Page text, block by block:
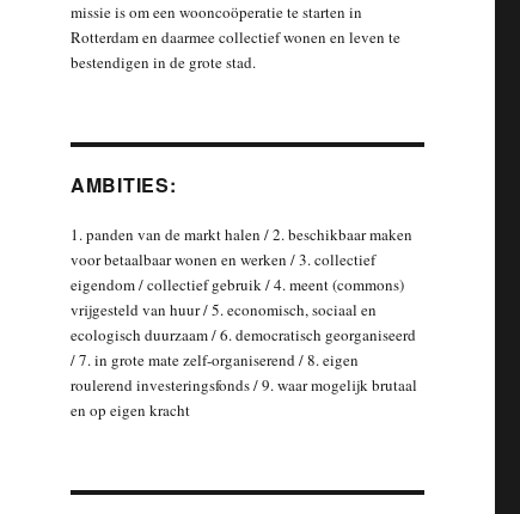
missie is om een wooncoöperatie te starten in
Rotterdam en daarmee collectief wonen en leven te
bestendigen in de grote stad.
AMBITIES:
1. panden van de markt halen / 2. beschikbaar maken
voor betaalbaar wonen en werken / 3. collectief
eigendom / collectief gebruik / 4. meent (commons)
vrijgesteld van huur / 5. economisch, sociaal en
ecologisch duurzaam / 6. democratisch georganiseerd
/ 7. in grote mate zelf-organiserend / 8. eigen
roulerend investeringsfonds / 9. waar mogelijk brutaal
en op eigen kracht